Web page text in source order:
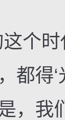
时
都得
，我